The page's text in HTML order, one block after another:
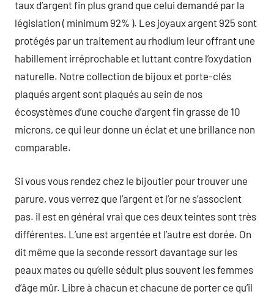
taux d’argent fin plus grand que celui demandé par la
législation ( minimum 92% ). Les joyaux argent 925 sont
protégés par un traitement au rhodium leur offrant une
habillement irréprochable et luttant contre l’oxydation
naturelle. Notre collection de bijoux et porte-clés
plaqués argent sont plaqués au sein de nos
écosystèmes d’une couche d’argent fin grasse de 10
microns, ce qui leur donne un éclat et une brillance non
comparable.
Si vous vous rendez chez le bijoutier pour trouver une
parure, vous verrez que l’argent et l’or ne s’associent
pas. il est en général vrai que ces deux teintes sont très
différentes. L’une est argentée et l’autre est dorée. On
dit même que la seconde ressort davantage sur les
peaux mates ou qu’elle séduit plus souvent les femmes
d’âge mûr. Libre à chacun et chacune de porter ce qu’il